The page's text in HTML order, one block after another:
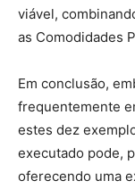
viável,
as Comodidades
Em conclusão,
frequentemente
estes dez
executado pode,
oferecendo uma